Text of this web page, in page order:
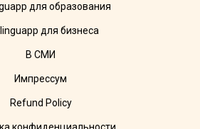
для образования
для бизнеса
В СМИ
Импрессум
Refund Policy